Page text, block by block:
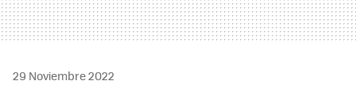
29 Noviembre 2022